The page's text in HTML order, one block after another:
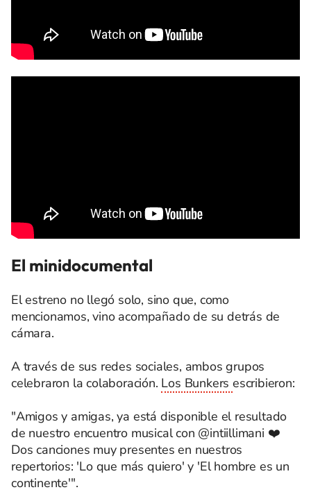
El minidocumental
El estreno no llegó solo, sino que, como
mencionamos, vino acompañado de su detrás de
cámara.
A través de sus redes sociales, ambos grupos
celebraron la colaboración. Los Bunkersescribieron:
"Amigos y amigas, ya está disponible el resultado
de nuestro encuentro musical con @intiillimani ❤️
Dos canciones muy presentes en nuestros
repertorios: 'Lo que más quiero' y 'El hombre es un
continente'".